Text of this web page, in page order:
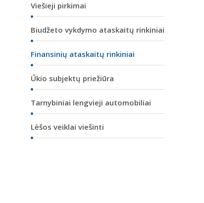
Viešieji pirkimai
Biudžeto vykdymo ataskaitų rinkiniai
Finansinių ataskaitų rinkiniai
Ūkio subjektų priežiūra
Tarnybiniai lengvieji automobiliai
Lėšos veiklai viešinti